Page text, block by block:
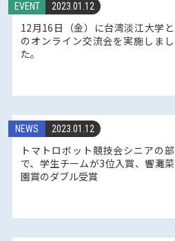
2023.01.12
EVENT
12月16日（金）に台湾淡江大学と
のオンライン交流会を実施しまし
た。
2023.01.12
NEWS
トマトロボット競技会シニアの部
で、学生チームが3位入賞、響灘菜
園賞のダブル受賞